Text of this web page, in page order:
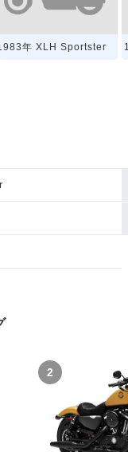
年 XLH Sportster
2